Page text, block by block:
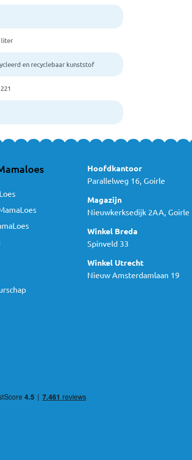
liter
en recyclebaar kunststof
Hoofdkantoor
Parallelweg 16, Goirle
Magazijn
Nieuwkerksedijk 2AA, Goirle
Winkel Breda
Spinveld 33
Winkel Utrecht
Nieuw Amsterdamlaan 19